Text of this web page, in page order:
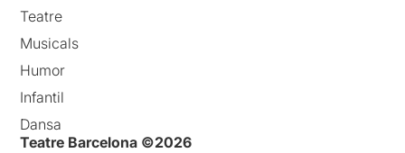
Teatre
Musicals
Humor
Infantil
Dansa
Teatre Barcelona ©2026